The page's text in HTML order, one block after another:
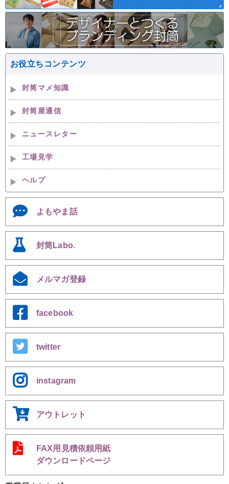
お役立ちコンテンツ
封筒マメ知識
封筒屋通信
ニュースレター
工場見学
ヘルプ
よもやま話
封筒Labo.
メルマガ登録
facebook
twitter
instagram
アウトレット
FAX用見積依頼用紙
ダウンロードページ